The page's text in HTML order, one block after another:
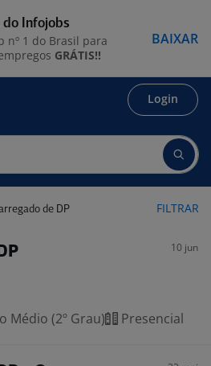
Login
de DP FILTRAR
10 jun
Médio (2º Grau) Presencial
Infojobs
nº 1 do Brasil para
GRÁTIS!!
BAIXAR